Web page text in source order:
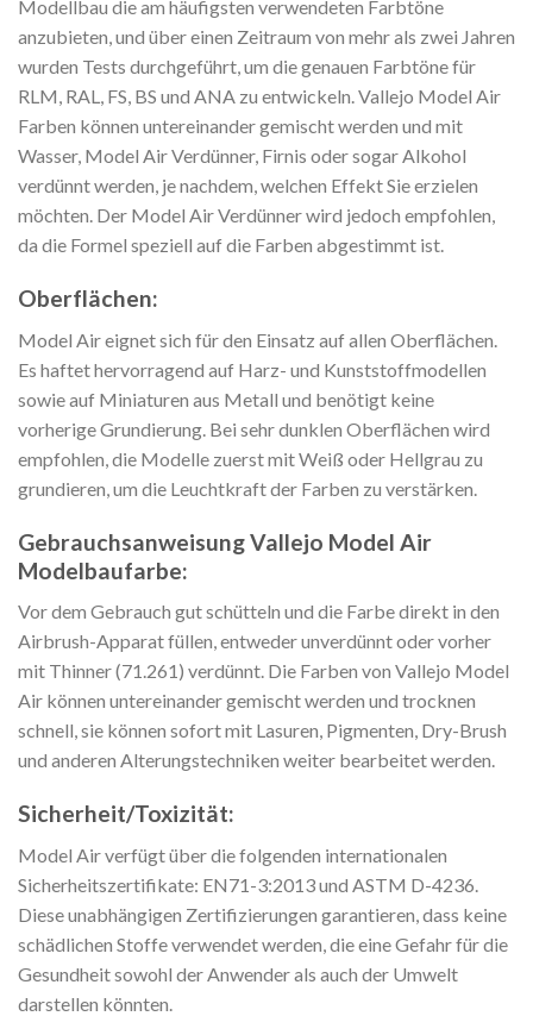
Modellbau die am häufigsten verwendeten Farbtöne
anzubieten, und über einen Zeitraum von mehr als zwei Jahren
wurden Tests durchgeführt, um die genauen Farbtöne für
RLM, RAL, FS, BS und ANA zu entwickeln. Vallejo Model Air
Farben können untereinander gemischt werden und mit
Wasser, Model Air Verdünner, Firnis oder sogar Alkohol
verdünnt werden, je nachdem, welchen Effekt Sie erzielen
möchten. Der Model Air Verdünner wird jedoch empfohlen,
da die Formel speziell auf die Farben abgestimmt ist.
Oberflächen:
Model Air eignet sich für den Einsatz auf allen Oberflächen.
Es haftet hervorragend auf Harz- und Kunststoffmodellen
sowie auf Miniaturen aus Metall und benötigt keine
vorherige Grundierung. Bei sehr dunklen Oberflächen wird
empfohlen, die Modelle zuerst mit Weiß oder Hellgrau zu
grundieren, um die Leuchtkraft der Farben zu verstärken.
Gebrauchsanweisung Vallejo Model Air
Modelbaufarbe:
Vor dem Gebrauch gut schütteln und die Farbe direkt in den
Airbrush-Apparat füllen, entweder unverdünnt oder vorher
mit Thinner (71.261) verdünnt. Die Farben von Vallejo Model
Air können untereinander gemischt werden und trocknen
schnell, sie können sofort mit Lasuren, Pigmenten, Dry-Brush
und anderen Alterungstechniken weiter bearbeitet werden.
Sicherheit/Toxizität:
Model Air verfügt über die folgenden internationalen
Sicherheitszertifikate: EN71-3:2013 und ASTM D-4236.
Diese unabhängigen Zertifizierungen garantieren, dass keine
schädlichen Stoffe verwendet werden, die eine Gefahr für die
Gesundheit sowohl der Anwender als auch der Umwelt
darstellen könnten.